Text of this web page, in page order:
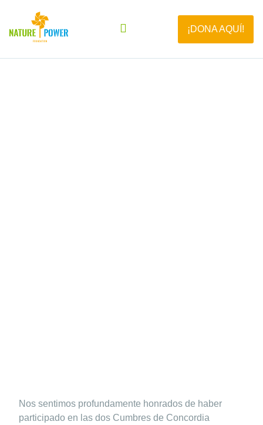
¡DONA AQUÍ!
Nos sentimos profundamente honrados de haber
participado en las dos Cumbres de Concordia